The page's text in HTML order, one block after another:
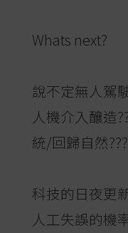
Whats next?
說不定無人駕
人機介入釀造
統/回歸自然???
科技的日夜更
人工失誤的機